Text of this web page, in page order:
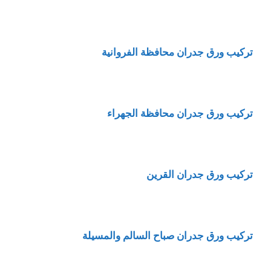
تركيب ورق جدران محافظة الفروانية
تركيب ورق جدران محافظة الجهراء
تركيب ورق جدران القرين
تركيب ورق جدران صباح السالم والمسيلة